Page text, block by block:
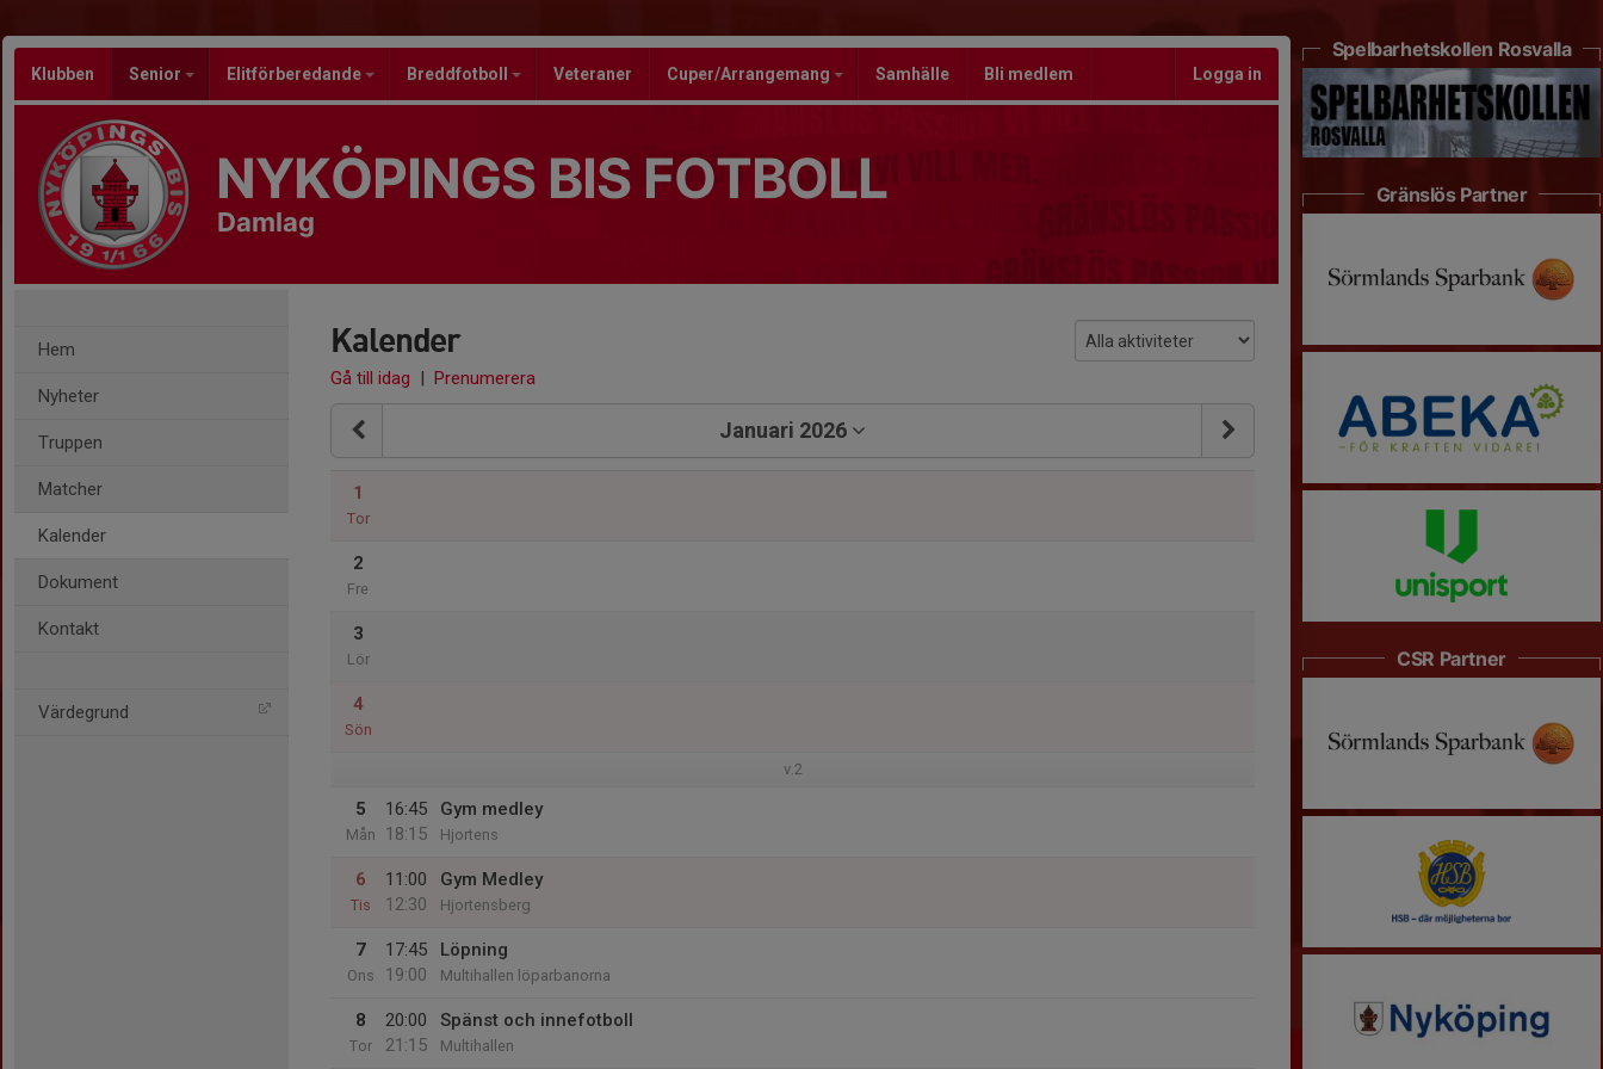
Klubben Senior Elitförberedande Breddfotboll Veteraner Cuper/Arrangemang Samhälle Bli medlem Logga in
NYKÖPINGS BIS FOTBOLL
Damlag
Hem
Nyheter
Truppen
Matcher
Kalender
Dokument
Kontakt
Värdegrund
Kalender
Gå till idag | Prenumerera
Januari 2026
1
Tor
2
Fre
3
Lör
4
Sön
v.2
5
Mån
16:45
18:15
Gym medley
Hjortens
6
Tis
11:00
12:30
Gym Medley
Hjortensberg
7
Ons
17:45
19:00
Löpning
Multihallen löparbanorna
8
Tor
20:00
21:15
Spänst och innefotboll
Multihallen
Spelbarhetskollen Rosvalla
Gränslös Partner
CSR Partner